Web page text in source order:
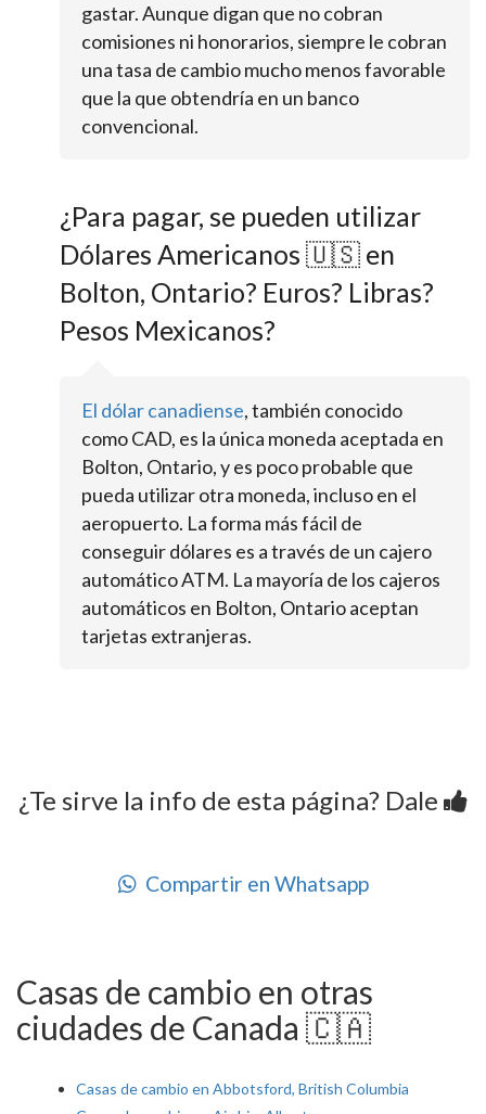
gastar. Aunque digan que no cobran
comisiones ni honorarios, siempre le cobran
una tasa de cambio mucho menos favorable
que la que obtendría en un banco
convencional.
¿Para pagar, se pueden utilizar
Dólares Americanos 🇺🇸 en
Bolton, Ontario? Euros? Libras?
Pesos Mexicanos?
El dólar canadiense, también conocido
como CAD, es la única moneda aceptada en
Bolton, Ontario, y es poco probable que
pueda utilizar otra moneda, incluso en el
aeropuerto. La forma más fácil de
conseguir dólares es a través de un cajero
automático ATM. La mayoría de los cajeros
automáticos en Bolton, Ontario aceptan
tarjetas extranjeras.
¿Te sirve la info de esta página? Dale
Compartir en Whatsapp
Casas de cambio en otras
ciudades de Canada 🇨🇦
Casas de cambio en Abbotsford, British Columbia